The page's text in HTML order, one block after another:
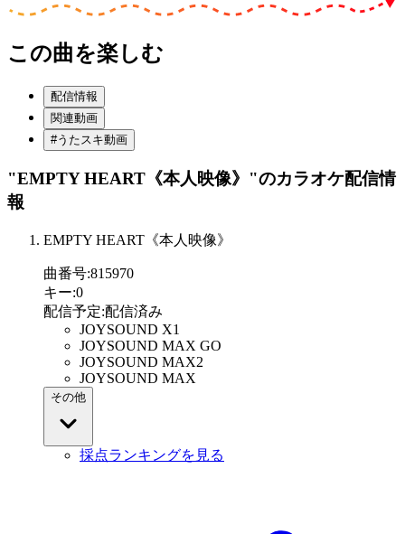
この曲を楽しむ
配信情報
関連動画
#うたスキ動画
"EMPTY HEART《本人映像》"のカラオケ配信情
報
EMPTY HEART《本人映像》
曲番号:815970
キー:0
配信予定:配信済み
JOYSOUND X1
JOYSOUND MAX GO
JOYSOUND MAX2
JOYSOUND MAX
その他
採点ランキングを見る